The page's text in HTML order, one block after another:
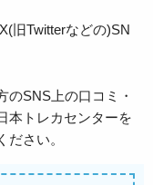
旧Twitterなどの)SN
のSNS上の口コミ・
本トレカセンターを
さい。